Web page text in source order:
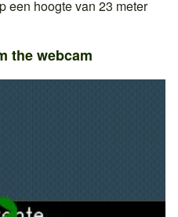
een hoogte van 23 meter
the webcam